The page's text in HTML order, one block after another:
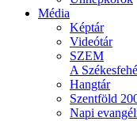
Média
Képtár
Videótár
SZEM
A
Hangtár
Szentföld
Napi